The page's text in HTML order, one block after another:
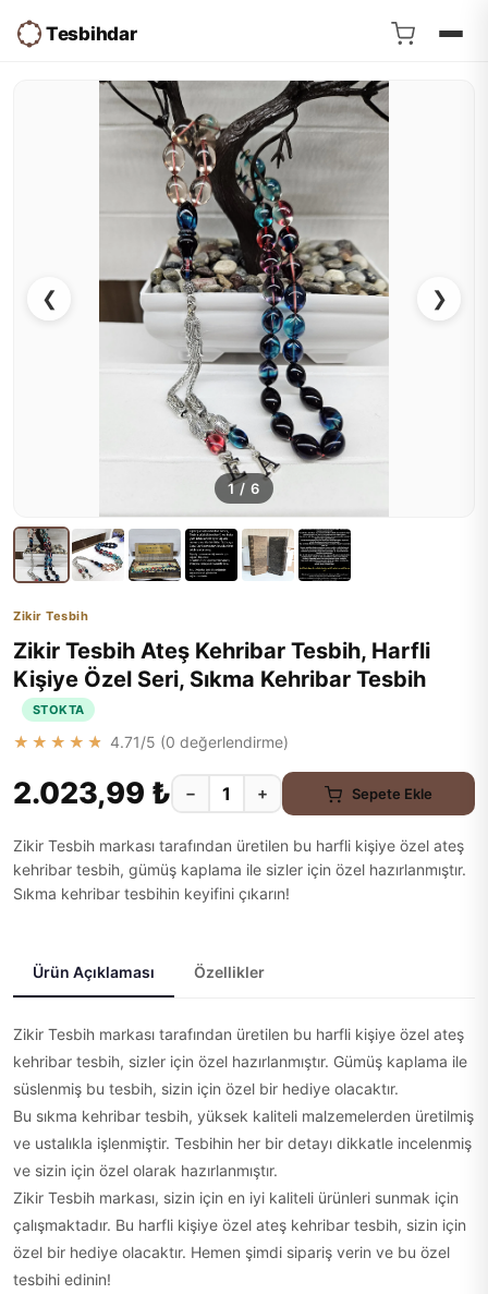
Tesbihdar
❮ ❯
1/ 6
Zikir Tesbih
Zikir Tesbih Ateş Kehribar Tesbih, Harfli
Kişiye Özel Seri, Sıkma Kehribar Tesbih
STOKTA
★★★★★ 4.71/5 (0 değerlendirme)
2.023,99 ₺ − + Sepete Ekle
Zikir Tesbih markası tarafından üretilen bu harfli kişiye özel ateş
kehribar tesbih, gümüş kaplama ile sizler için özel hazırlanmıştır.
Sıkma kehribar tesbihin keyifini çıkarın!
Ürün Açıklaması Özellikler
Zikir Tesbih markası tarafından üretilen bu harfli kişiye özel ateş
kehribar tesbih, sizler için özel hazırlanmıştır. Gümüş kaplama ile
süslenmiş bu tesbih, sizin için özel bir hediye olacaktır.
Bu sıkma kehribar tesbih, yüksek kaliteli malzemelerden üretilmiş
ve ustalıkla işlenmiştir. Tesbihin her bir detayı dikkatle incelenmiş
ve sizin için özel olarak hazırlanmıştır.
Zikir Tesbih markası, sizin için en iyi kaliteli ürünleri sunmak için
çalışmaktadır. Bu harfli kişiye özel ateş kehribar tesbih, sizin için
özel bir hediye olacaktır. Hemen şimdi sipariş verin ve bu özel
tesbihi edinin!